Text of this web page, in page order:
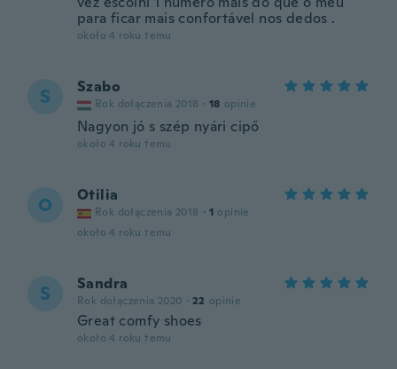
para ficar mais confortável nos dedos .
około 4 roku temu
S Szabo
Rok dołączenia 2018 · 18 opinie
Nagyon jó s szép nyári cipő
około 4 roku temu
O Otilia
Rok dołączenia 2018 · 1 opinie
około 4 roku temu
S Sandra
Rok dołączenia 2020 · 22 opinie
Great comfy shoes
około 4 roku temu